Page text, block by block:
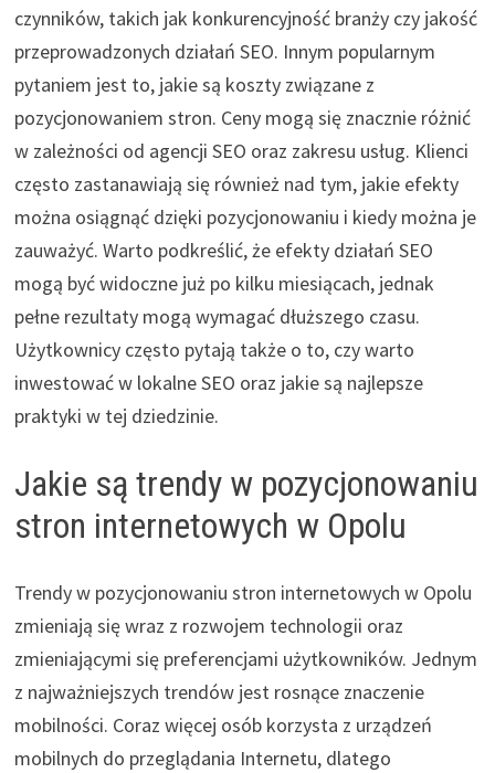
czynników, takich jak konkurencyjność branży czy jakość
przeprowadzonych działań SEO. Innym popularnym
pytaniem jest to, jakie są koszty związane z
pozycjonowaniem stron. Ceny mogą się znacznie różnić
w zależności od agencji SEO oraz zakresu usług. Klienci
często zastanawiają się również nad tym, jakie efekty
można osiągnąć dzięki pozycjonowaniu i kiedy można je
zauważyć. Warto podkreślić, że efekty działań SEO
mogą być widoczne już po kilku miesiącach, jednak
pełne rezultaty mogą wymagać dłuższego czasu.
Użytkownicy często pytają także o to, czy warto
inwestować w lokalne SEO oraz jakie są najlepsze
praktyki w tej dziedzinie.
Jakie są trendy w pozycjonowaniu
stron internetowych w Opolu
Trendy w pozycjonowaniu stron internetowych w Opolu
zmieniają się wraz z rozwojem technologii oraz
zmieniającymi się preferencjami użytkowników. Jednym
z najważniejszych trendów jest rosnące znaczenie
mobilności. Coraz więcej osób korzysta z urządzeń
mobilnych do przeglądania Internetu, dlatego